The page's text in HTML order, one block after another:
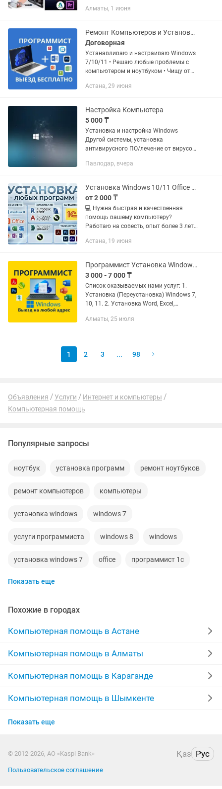
драйверов. Настройка и обслуживание
Алматы, 1 июня
Ремонт Компьютеров и Установка Виндовс Программы
Договорная
Устанавливаю и настраиваю Windows
7/10/11 • Решаю любые проблемы с
компьютером и ноутбуком • Чищу от
• Настрою интернет, принтеры, Wi-Fi,
Астана, 29 июня
Настройка Компьютера
5 000 ₸
Установка и настройка Windows
Другой системы, установка
антивирусного ПО/лечение от вирусов,
установка и настройка
Павлодар, вчера
Установка Windows 10/11 Office Гарантия (Выезд или Удаленно)
от 2 000 ₸
💻 Нужна быстрая и качественная
помощь вашему компьютеру?
Работаю на совесть, опыт более 3 лет!
программы и оптимизирую систему
«летал». 🔥...
Астана, 19 июня
Программист Установка Windows Microsoft Office Антивирус ремонт ПК Ноутбук
3 000 - 7 000 ₸
Список оказываемых нами услуг: 1.
Установка (Переустановка) Windows 7,
10, 11. 2. Установка Word, Excel,
Установка Антивирусного
Алматы, 25 июля
1 2 3 ... 98
Объявления Услуги
Интернет и компьютеры
Компьютерная помощь
Популярные запросы
ноутбук установка программ ремонт ноутбуков
ремонт компьютеров компьютеры
установка windows windows 7
услуги программиста windows 8 windows
установка windows 7 office программист 1с
антивирус
программисты установка windows 10
установка 1с установка программ на компьютер
windows компьютер роутер алтел
установка антивируса компьютер выезд
windows office
Показать еще
Похожие в городах
Компьютерная помощь в Астане
Компьютерная помощь в Алматы
Компьютерная помощь в Караганде
Компьютерная помощь в Шымкенте
Компьютерная помощь в Усть-Каменогорске
Компьютерная помощь в Актау
Показать еще
© 2012-2026, АО «Kaspi Bank» Қаз Рус
Пользовательское соглашение